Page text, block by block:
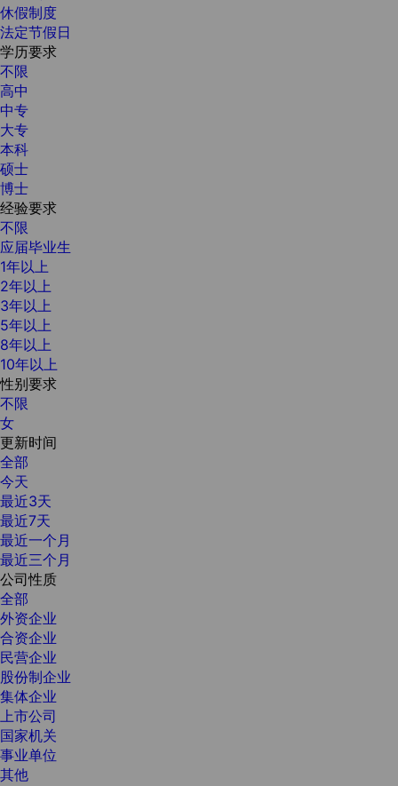
休假制度
法定节假日
学历要求
不限
高中
中专
大专
本科
硕士
博士
经验要求
不限
应届毕业生
1年以上
2年以上
3年以上
5年以上
8年以上
10年以上
性别要求
不限
女
更新时间
全部
今天
最近3天
最近7天
最近一个月
最近三个月
公司性质
全部
外资企业
合资企业
民营企业
股份制企业
集体企业
上市公司
国家机关
事业单位
其他